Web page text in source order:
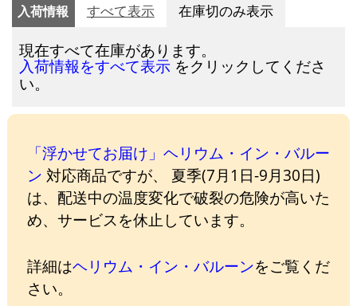
入荷情報 すべて表示 在庫切のみ表示
現在すべて在庫があります。
入荷情報をすべて表示 をクリックしてくださ
い。
「浮かせてお届け」ヘリウム・イン・バルー
ン 対応商品ですが、 夏季(7月1日-9月30日)
は、配送中の温度変化で破裂の危険が高いた
め、サービスを休止しています。
詳細はヘリウム・イン・バルーンをご覧くだ
さい。